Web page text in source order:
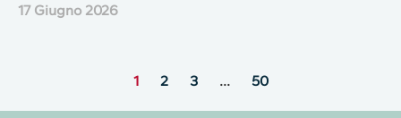
17 Giugno 2026
1 2 3 … 50